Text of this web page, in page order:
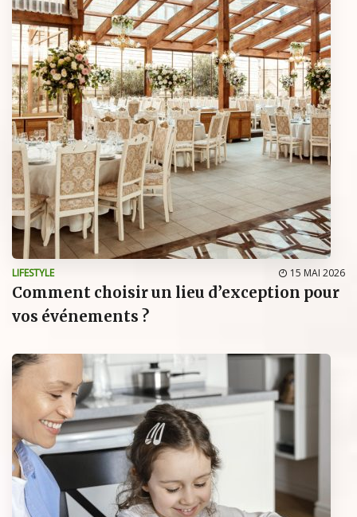
LIFESTYLE 15 MAI 2026
Comment choisir un lieu d’exception pour
vos événements ?